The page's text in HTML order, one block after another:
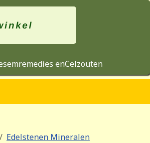
enCelzouten
Edelstenen Mineralen